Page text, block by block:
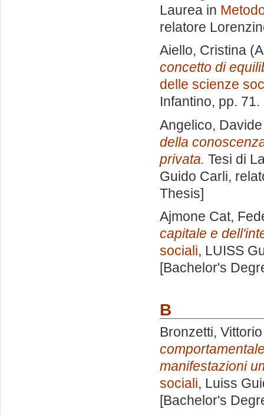
Laurea in
relatore
Aiello, Cristina
concetto di
delle scienze
Infantino, pp.
Angelico, Davide
della
privata. Tesi di
Guido Carli,
Thesis]
Ajmone Cat,
capitale e
sociali, LUISS
[Bachelor's
B
Bronzetti, Vittorio
manifestazioni
sociali, Luiss
[Bachelor's